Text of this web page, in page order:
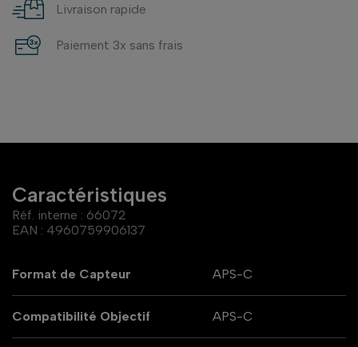
Livraison rapide
Paiement 3x sans frais
Caractéristiques
Réf. interne : 66072
EAN : 4960759906137
Format de Capteur APS-C
Compatibilité Objectif APS-C